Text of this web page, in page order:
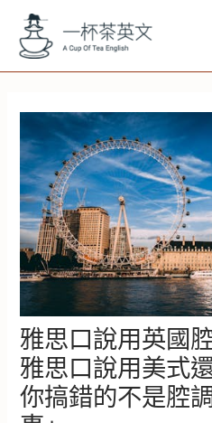
雅思口說用英國
雅思口說用美式
你搞錯的不是腔